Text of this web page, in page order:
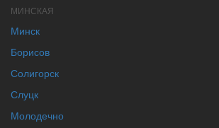
МИНСКАЯ
Минск
Борисов
Солигорск
Слуцк
Молодечно